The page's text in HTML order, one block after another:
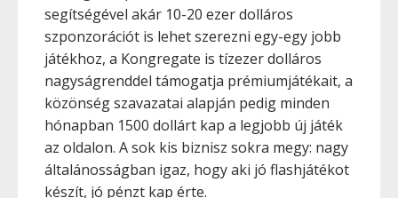
segítségével akár 10-20 ezer dolláros
szponzorációt is lehet szerezni egy-egy jobb
játékhoz, a Kongregate is tízezer dolláros
nagyságrenddel támogatja prémiumjátékait, a
közönség szavazatai alapján pedig minden
hónapban 1500 dollárt kap a legjobb új játék
az oldalon. A sok kis biznisz sokra megy: nagy
általánosságban igaz, hogy aki jó flashjátékot
készít, jó pénzt kap érte.